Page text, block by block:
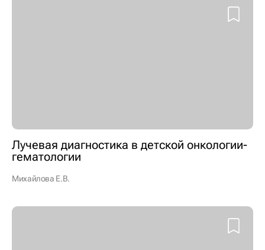
Лучевая диагностика в детской онкологии-
гематологии
Михайлова Е.В.